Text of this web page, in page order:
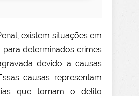
existem situações em
para determinados crimes
devido a causas
causas representam
que tornam o delito